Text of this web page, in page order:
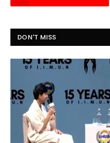
DON'T MISS